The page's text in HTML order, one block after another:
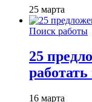
25 марта
Поиск работы
25
16 марта